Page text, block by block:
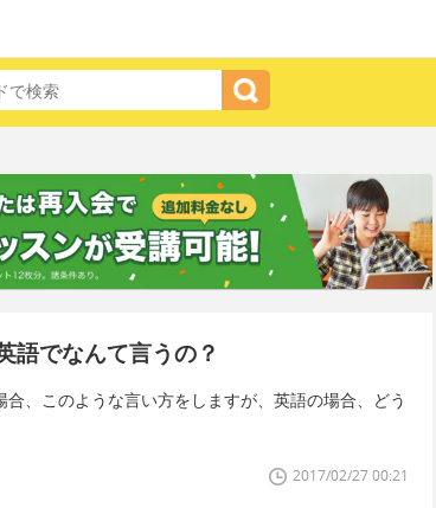
語でなんて言うの？
、このような言い方をしますが、英語の場合、どう
2017/02/27 00:21